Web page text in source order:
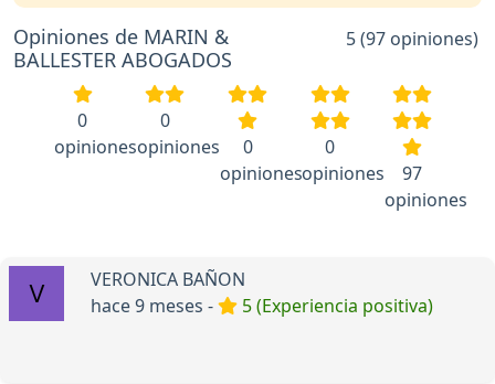
Opiniones de MARIN &
BALLESTER ABOGADOS
5 (97 opiniones)
0
opiniones
0
opiniones
0
opiniones
0
opiniones
97
opiniones
VERONICA BAÑON
hace 9 meses -
5 (Experiencia positiva)